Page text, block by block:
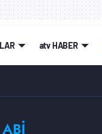
atv HABER
ABİ